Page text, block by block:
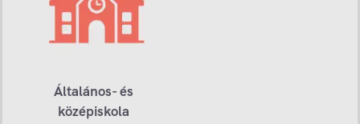
Általános- és
középiskola